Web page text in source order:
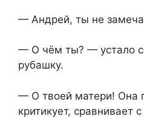
— Андрей, ты не
— О чём ты? — устало
рубашку.
— О твоей матери! Она
критикует, сравнивает